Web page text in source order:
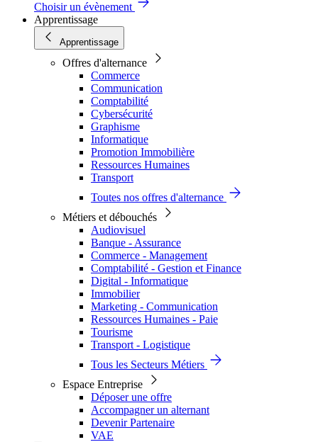
Choisir un évènement
Apprentissage
Apprentissage
Offres d'alternance
Commerce
Communication
Comptabilité
Cybersécurité
Graphisme
Informatique
Promotion Immobilière
Ressources Humaines
Transport
Toutes nos offres d'alternance
Métiers et débouchés
Audiovisuel
Banque - Assurance
Commerce - Management
Comptabilité - Gestion et Finance
Digital - Informatique
Immobilier
Marketing - Communication
Ressources Humaines - Paie
Tourisme
Transport - Logistique
Tous les Secteurs Métiers
Espace Entreprise
Déposer une offre
Accompagner un alternant
Devenir Partenaire
VAE